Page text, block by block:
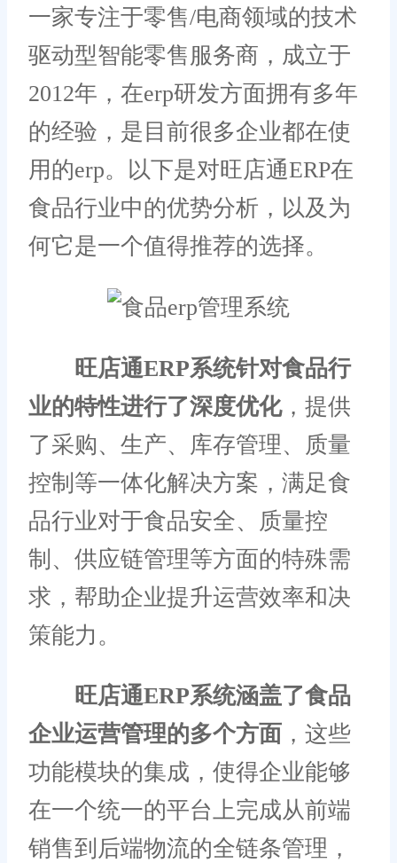
一家专注于零售/电商领域的技术
驱动型智能零售服务商，成立于
2012年，在erp研发方面拥有多年
的经验，是目前很多企业都在使
用的erp。以下是对旺店通ERP在
食品行业中的优势分析，以及为
何它是一个值得推荐的选择。
旺店通ERP系统针对食品行
业的特性进行了深度优化，提供
了采购、生产、库存管理、质量
控制等一体化解决方案，满足食
品行业对于食品安全、质量控
制、供应链管理等方面的特殊需
求，帮助企业提升运营效率和决
策能力。
旺店通ERP系统涵盖了食品
企业运营管理的多个方面 ，这些
功能模块的集成，使得企业能够
在一个统一的平台上完成从前端
销售到后端物流的全链条管理，